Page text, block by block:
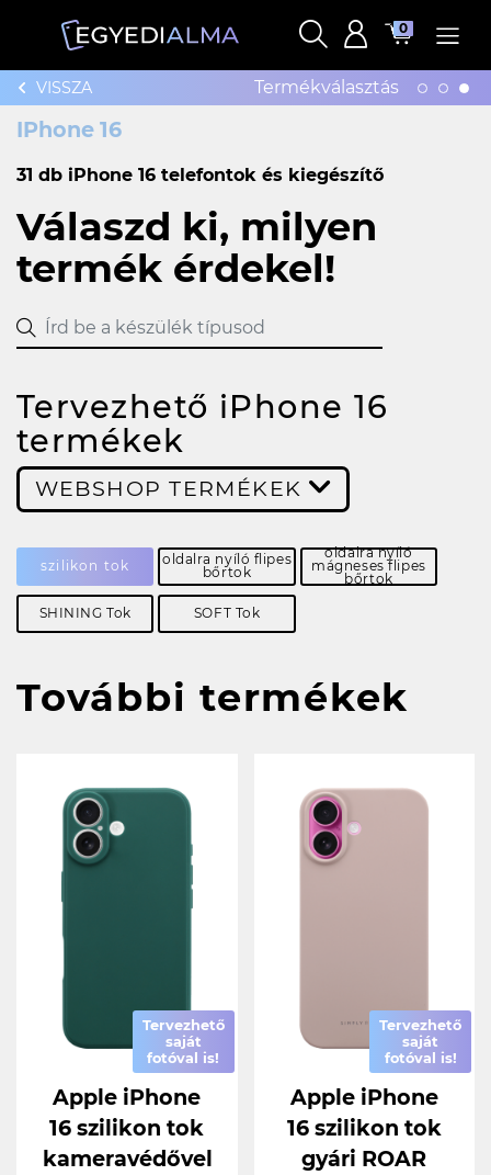
0
VISSZA Termékválasztás
IPhone 16
31 db iPhone 16 telefontok és kiegészítő
Válaszd ki, milyen
termék érdekel!
Tervezhető iPhone 16
termékek
WEBSHOP TERMÉKEK
szilikon tok
oldalra nyíló flipes
bőrtok
oldalra nyíló
mágneses flipes
bőrtok
SHINING Tok SOFT Tok
További termékek
Tervezhető
saját
fotóval is!
Apple iPhone
16 szilikon tok
kameravédővel
Tervezhető
saját
fotóval is!
Apple iPhone
16 szilikon tok
gyári ROAR